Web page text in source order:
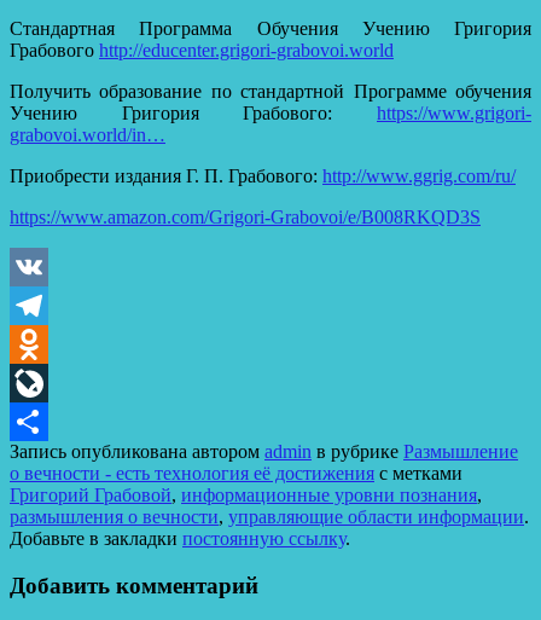
Стандартная Программа Обучения Учению Григория
Грабового http://educenter.grigori-grabovoi.world
Получить образование по стандартной Программе обучения
Учению Григория Грабового: https://www.grigori-
grabovoi.world/in…
Приобрести издания Г. П. Грабового: http://www.ggrig.com/ru/
https://www.amazon.com/Grigori-Grabovoi/e/B008RKQD3S
VK
Telegram
Odnoklassniki
LiveJournal
Отправить
Запись опубликована автором admin в рубрике Размышление
о вечности - есть технология её достижения с метками
Григорий Грабовой, информационные уровни познания,
размышления о вечности, управляющие области информации.
Добавьте в закладки постоянную ссылку.
Добавить комментарий